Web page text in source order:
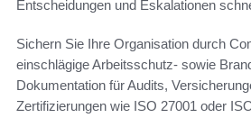
Entscheidungen und Eskalationen
Sichern Sie Ihre Organisation durch
einschlägige Arbeitsschutz- sowie
Dokumentation für Audits,
Zertifizierungen wie ISO 27001 oder